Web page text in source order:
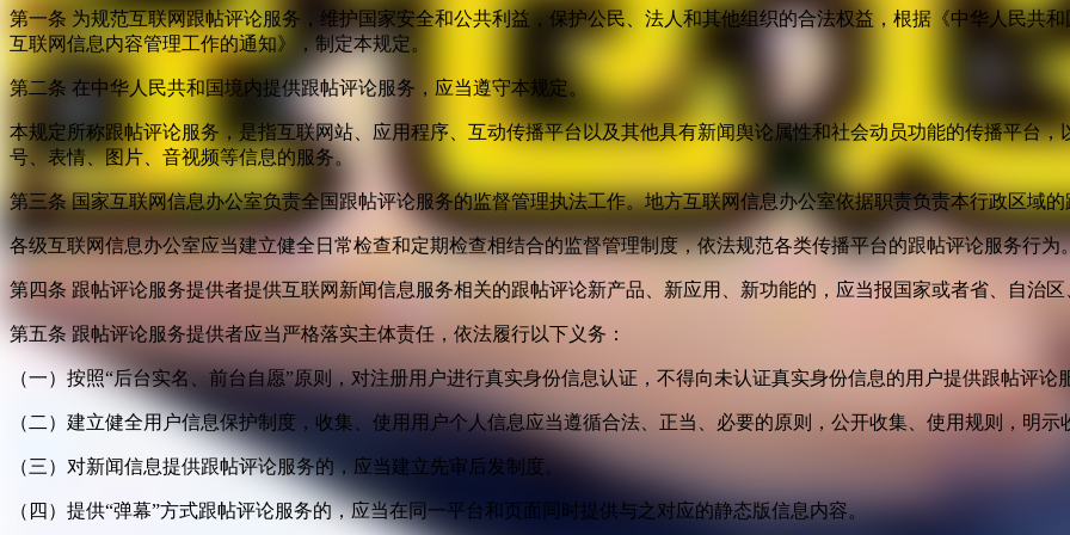
第一条 为规范互联网跟帖评论服务，维护国家安全和公共利益，保护公民、法人和其他组织的合法权益，根据《中华人民共
互联网信息内容管理工作的通知》，制定本规定。
第二条 在中华人民共和国境内提供跟帖评论服务，应当遵守本规定。
本规定所称跟帖评论服务，是指互联网站、应用程序、互动传播平台以及其他具有新闻舆论属性和社会动员功能的传播平台
号、表情、图片、音视频等信息的服务。
第三条 国家互联网信息办公室负责全国跟帖评论服务的监督管理执法工作。地方互联网信息办公室依据职责负责本行政区域
各级互联网信息办公室应当建立健全日常检查和定期检查相结合的监督管理制度，依法规范各类传播平台的跟帖评论服务行为
第四条 跟帖评论服务提供者提供互联网新闻信息服务相关的跟帖评论新产品、新应用、新功能的，应当报国家或者省、自治
第五条 跟帖评论服务提供者应当严格落实主体责任，依法履行以下义务：
（一）按照“后台实名、前台自愿”原则，对注册用户进行真实身份信息认证，不得向未认证真实身份信息的用户提供跟帖评论
（二）建立健全用户信息保护制度，收集、使用用户个人信息应当遵循合法、正当、必要的原则，公开收集、使用规则，明
（三）对新闻信息提供跟帖评论服务的，应当建立先审后发制度。
（四）提供“弹幕”方式跟帖评论服务的，应当在同一平台和页面同时提供与之对应的静态版信息内容。